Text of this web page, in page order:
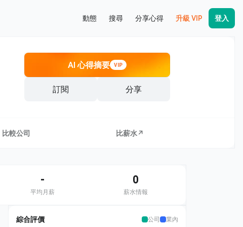
動態 搜尋 分享心得 升級 VIP 登入
AI 心得摘要 VIP
訂閱 分享
比較公司 比薪水↗
-
平均月薪
0
薪水情報
綜合評價 公司 業內